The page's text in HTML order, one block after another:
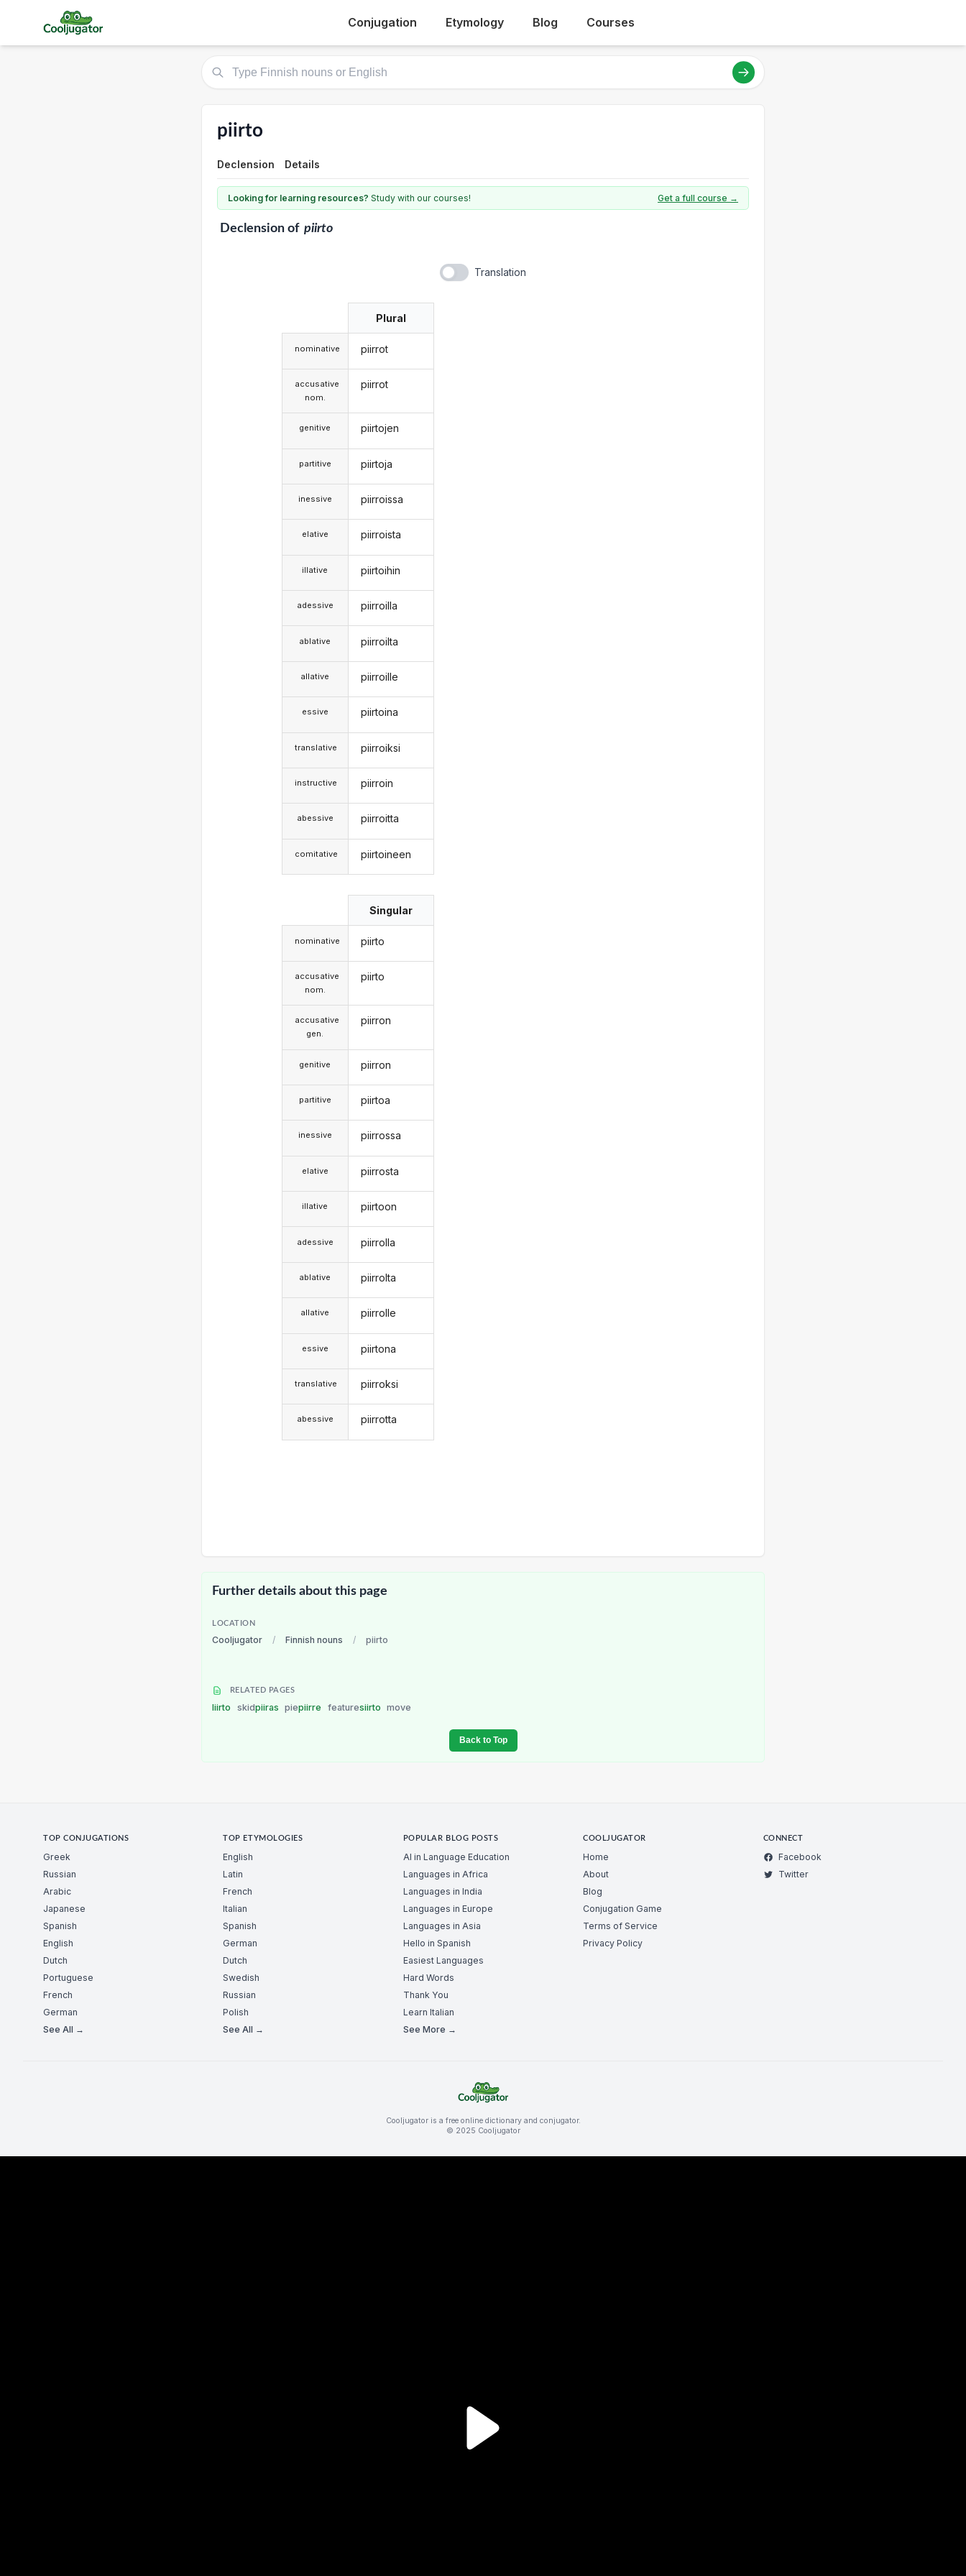
Conjugation Etymology Blog Courses
piirto
Declension Details
Looking for learning resources? Study with our courses! Get a full course →
Declensionof piirto
Translation
nominative
accusative
nom.
genitive
partitive
inessive
elative
illative
adessive
ablative
allative
essive
translative
instructive
abessive
comitative
Plural
piirrot
piirrot
piirtojen
piirtoja
piirroissa
piirroista
piirtoihin
piirroilla
piirroilta
piirroille
piirtoina
piirroiksi
piirroin
piirroitta
piirtoineen
nominative
accusative
nom.
accusative
gen.
genitive
partitive
inessive
elative
illative
adessive
ablative
allative
essive
translative
abessive
Singular
piirto
piirto
piirron
piirron
piirtoa
piirrossa
piirrosta
piirtoon
piirrolla
piirrolta
piirrolle
piirtona
piirroksi
piirrotta
Further details about this page
LOCATION
Cooljugator / Finnish nouns / piirto
RELATED PAGES
liirto skidpiiras piepiirre featuresiirto move
Back to Top
TOP CONJUGATIONS
Greek
Russian
Arabic
Japanese
Spanish
English
Dutch
Portuguese
French
German
See All →
TOP ETYMOLOGIES
English
Latin
French
Italian
Spanish
German
Dutch
Swedish
Russian
Polish
See All →
POPULAR BLOG POSTS
AI in Language Education
Languages in Africa
Languages in India
Languages in Europe
Languages in Asia
Hello in Spanish
Easiest Languages
Hard Words
Thank You
Learn Italian
See More →
COOLJUGATOR
Home
About
Blog
Conjugation Game
Terms of Service
Privacy Policy
CONNECT
Facebook
Twitter
Cooljugator is a free online dictionary and conjugator.
© 2025 Cooljugator